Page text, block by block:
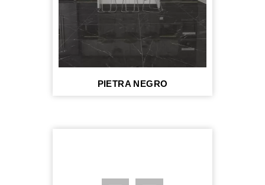
PIETRA NEGRO